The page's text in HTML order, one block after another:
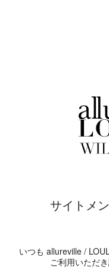
サイトメ
いつも allureville /
ご利用いただ